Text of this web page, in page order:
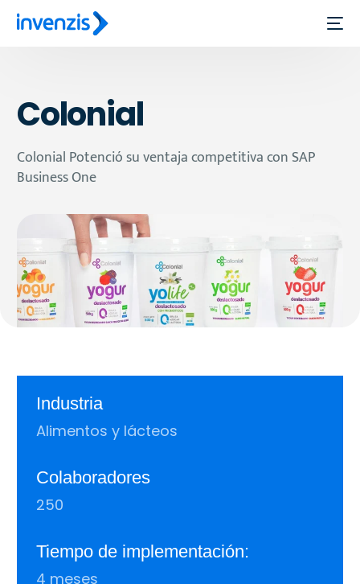
Colonial
Colonial Potenció su ventaja competitiva con SAP
Business One
Industria
Alimentos y lácteos
Colaboradores
250
Tiempo de implementación:
4 meses